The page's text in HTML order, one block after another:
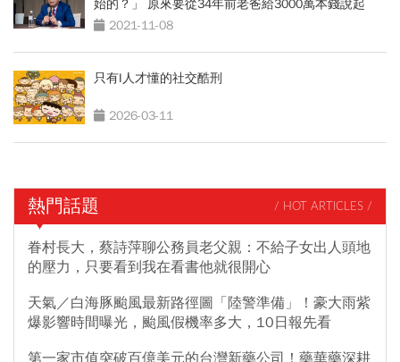
始的？」 原來要從34年前老爸給3000萬本錢說起
2021-11-08
只有I人才懂的社交酷刑
2026-03-11
熱門話題 / HOT ARTICLES /
眷村長大，蔡詩萍聊公務員老父親：不給子女出人頭地
的壓力，只要看到我在看書他就很開心
天氣／白海豚颱風最新路徑圖「陸警準備」！豪大雨紫
爆影響時間曝光，颱風假機率多大，10日報先看